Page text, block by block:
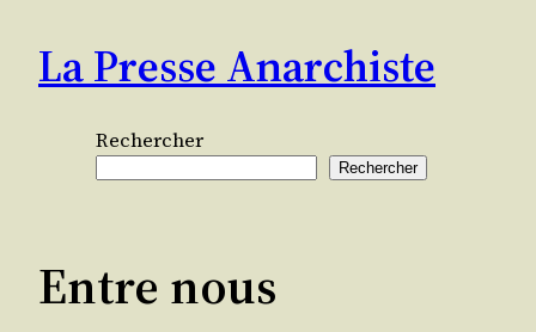
contenu
La Presse Anarchiste
Rechercher
Rechercher
Entre nous